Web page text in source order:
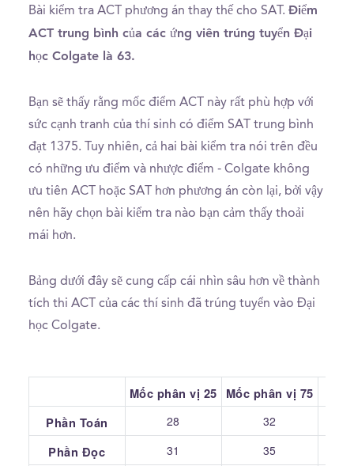
Bài kiểm tra ACT phương án thay thế cho SAT. Điểm
ACT trung bình của các ứng viên trúng tuyển Đại
học Colgate là 63.
Bạn sẽ thấy rằng mốc điểm ACT này rất phù hợp với
sức cạnh tranh của thí sinh có điểm SAT trung bình
đạt 1375. Tuy nhiên, cả hai bài kiểm tra nói trên đều
có những ưu điểm và nhược điểm - Colgate không
ưu tiên ACT hoặc SAT hơn phương án còn lại, bởi vậy
nên hãy chọn bài kiểm tra nào bạn cảm thấy thoải
mái hơn.
Bảng dưới đây sẽ cung cấp cái nhìn sâu hơn về thành
tích thi ACT của các thí sinh đã trúng tuyển vào Đại
học Colgate.
Mốc phân vị 25 Mốc phân vị 75
Phần Toán
28 32
Phần Đọc 31 35